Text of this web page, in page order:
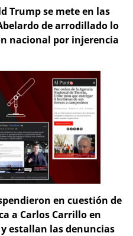
Trump se mete en las
de arrodillado lo
nacional por injerencia
en cuestión de
a Carlos Carrillo en
estallan las denuncias